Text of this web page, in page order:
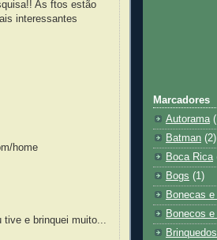
As ftos estão
interessantes
home
tive e brinquei muito...
Marcadores
Autorama
Batman (2)
Boca Rica
Bogs (1)
Bonecas
Bonecos